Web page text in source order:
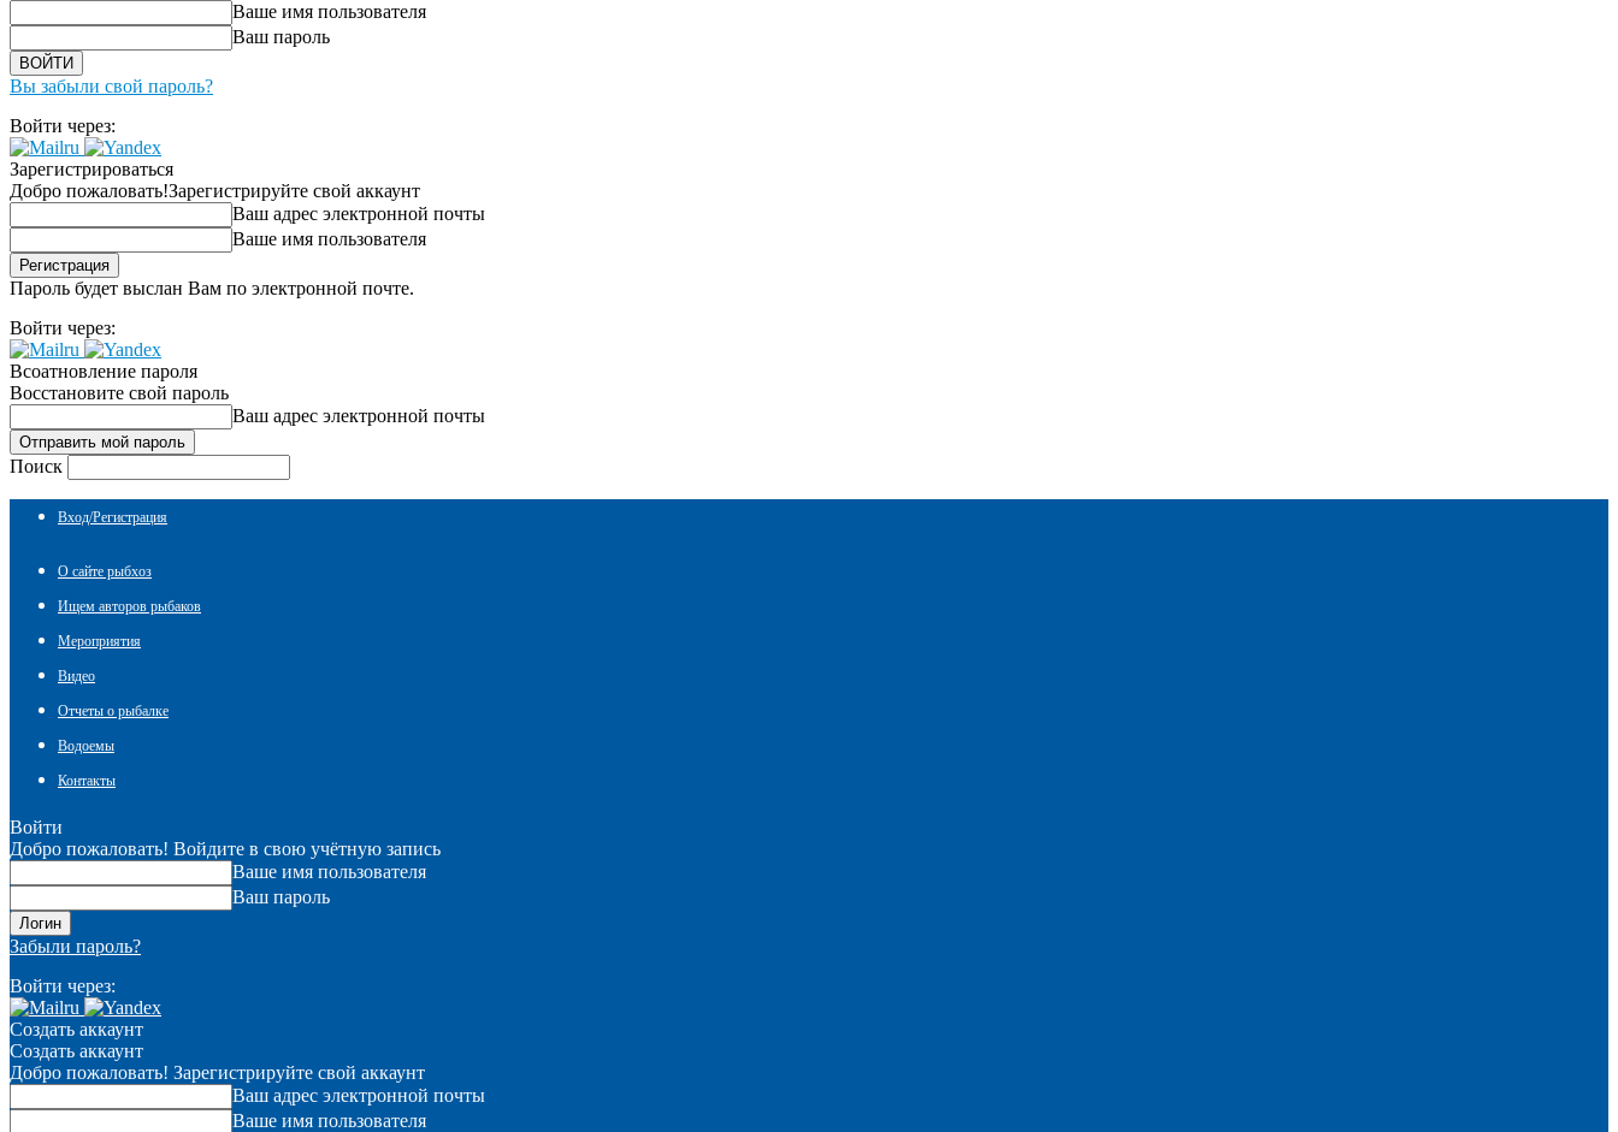
Ваше имя пользователя
Ваш пароль
Вы забыли свой пароль?
Войти через:
Зарегистрироваться
Добро пожаловать!Зарегистрируйте свой аккаунт
Ваш адрес электронной почты
Ваше имя пользователя
Пароль будет выслан Вам по электронной почте.
Войти через:
Всоатновление пароля
Восстановите свой пароль
Ваш адрес электронной почты
Поиск
Вход/Регистрация
О сайте рыбхоз
Ищем авторов рыбаков
Мероприятия
Видео
Отчеты о рыбалке
Водоемы
Контакты
Войти
Добро пожаловать! Войдите в свою учётную запись
Ваше имя пользователя
Ваш пароль
Забыли пароль?
Войти через:
Создать аккаунт
Создать аккаунт
Добро пожаловать! Зарегистрируйте свой аккаунт
Ваш адрес электронной почты
Ваше имя пользователя